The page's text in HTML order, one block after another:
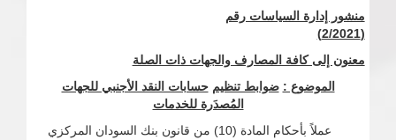
منشور إدارة السياسات رقم
(2/2021)
معنون إلى كافة المصارف والجهات ذات الصلة
الموضوع : ضوابط تنظيم حسابات النقد الأجنبي للجهات
المُصدَرة للخدمات
عملاً بأحكام المادة (10) من قانون بنك السودان المركزي